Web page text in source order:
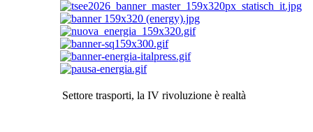
Settore trasporti, la IV rivoluzione è realtà